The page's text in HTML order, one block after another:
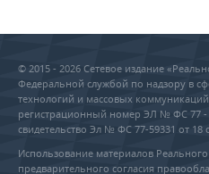
© 2015 - 2026 Сетевое издание
Федеральной службой по надзору в
технологий и массовых
регистрационный номер ЭЛ № ФС 77 -
свидетельство Эл № ФС 77-59331 от 18
Использование материалов
предварительного согласия